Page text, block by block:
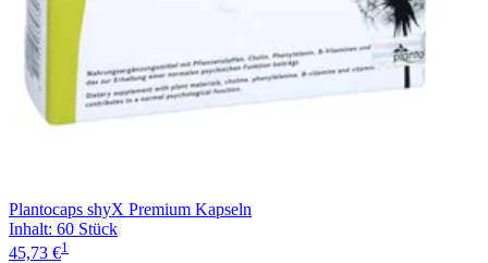
Plantocaps shyX Premium Kapseln
Inhalt: 60 Stück
45,73 €1